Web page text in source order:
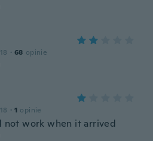
· 68 opinie
· 1 opinie
not work when it arrived